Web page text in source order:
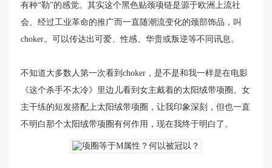
有种“勒”的感觉。其实这个黑色贴颈项链是源于欧洲上流社
会、经过工业革命的推广而一直随潮流变化的颈部饰品，叫
choker。可以传达出可爱、性感、华贵或叛逆等不同讯息。
不知道大多数人第一次看到choker，是不是和我一样是在电影
《这个杀手不太冷》里边儿看到女主戴着的太阳绒带项圈。女
主干练的短发搭配上太阳绒带项圈，让我印象深刻，但也一直
不明白那个太阳绒带项圈有何作用，现在我终于明白了。